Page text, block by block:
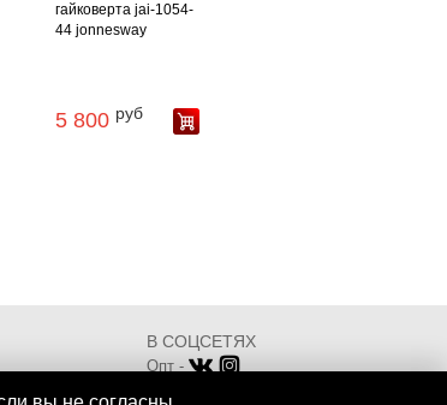
гайковерта jai-1054-
44 jonnesway
5 800 руб
В СОЦСЕТЯХ
Опт -